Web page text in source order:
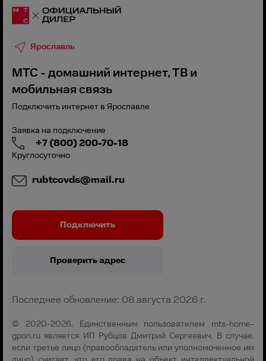
Ярославль
МТС - домашний интернет, ТВ и
мобильная связь
Подключить интернет в Ярославле
Заявка на подключение
+7 (800) 200-70-18
Круглосуточно
rubtcovds@mail.ru
Подключить
Проверить адрес
Последнее обновление: 08 августа 2026 г.
© 2020-2026. Единственным пользователем mts-home-
gpon.ru является ИП Рубцов Дмитрий Сергеевич. В случае,
если третье лицо (правообладатель или уполномоченное им